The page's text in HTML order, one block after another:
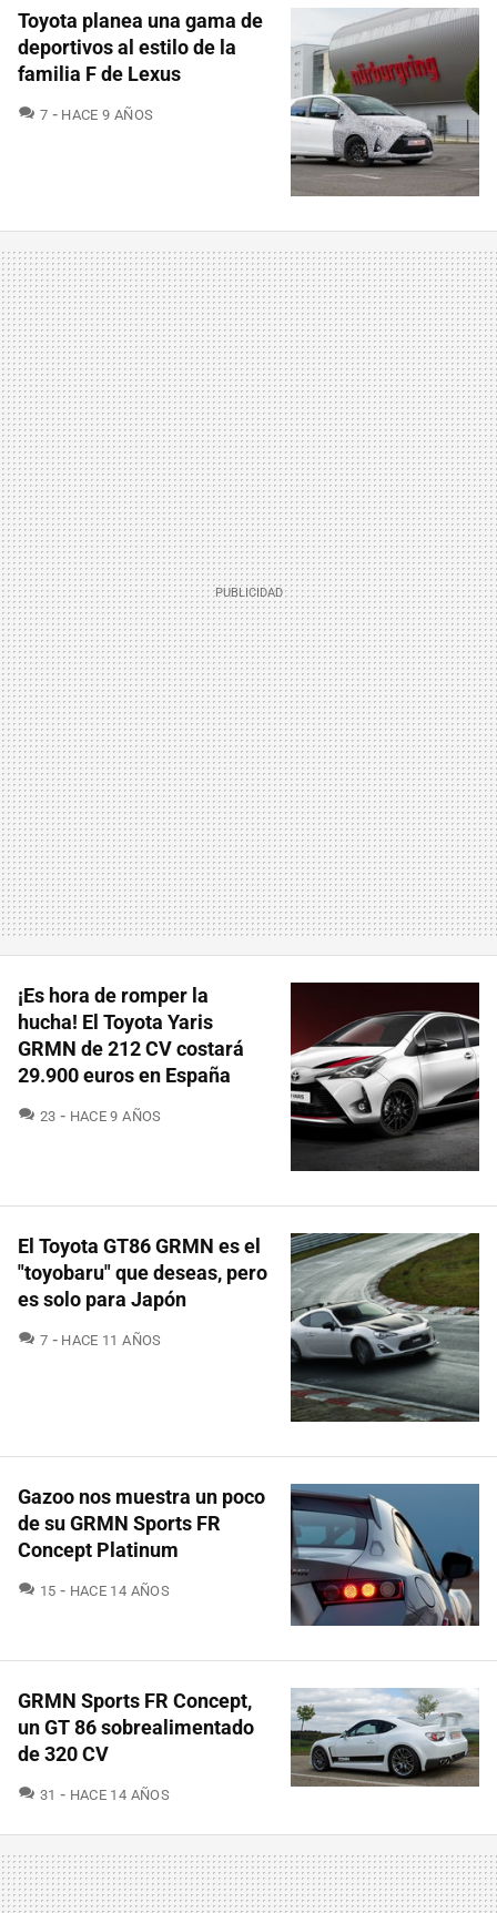
Toyota planea una gama de
deportivos al estilo de la
familia F de Lexus
7 COMENTARIOS
HACE 9 AÑOS
¡Es hora de romper la
hucha! El Toyota Yaris
GRMN de 212 CV costará
29.900 euros en España
23 COMENTARIOS
HACE 9 AÑOS
El Toyota GT86 GRMN es el
"toyobaru" que deseas, pero
es solo para Japón
7 COMENTARIOS
HACE 11 AÑOS
Gazoo nos muestra un poco
de su GRMN Sports FR
Concept Platinum
15 COMENTARIOS
HACE 14 AÑOS
GRMN Sports FR Concept,
un GT 86 sobrealimentado
de 320 CV
31 COMENTARIOS
HACE 14 AÑOS